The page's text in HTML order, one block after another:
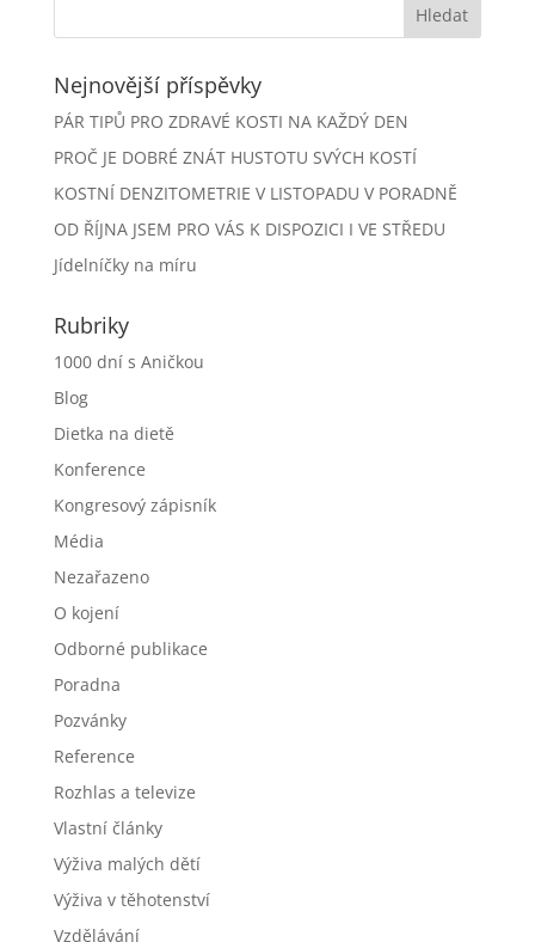
Nejnovější příspěvky
PÁR TIPŮ PRO ZDRAVÉ KOSTI NA KAŽDÝ DEN
PROČ JE DOBRÉ ZNÁT HUSTOTU SVÝCH KOSTÍ
KOSTNÍ DENZITOMETRIE V LISTOPADU V PORADNĚ
OD ŘÍJNA JSEM PRO VÁS K DISPOZICI I VE STŘEDU
Jídelníčky na míru
Rubriky
1000 dní s Aničkou
Blog
Dietka na dietě
Konference
Kongresový zápisník
Média
Nezařazeno
O kojení
Odborné publikace
Poradna
Pozvánky
Reference
Rozhlas a televize
Vlastní články
Výživa malých dětí
Výživa v těhotenství
Vzdělávání